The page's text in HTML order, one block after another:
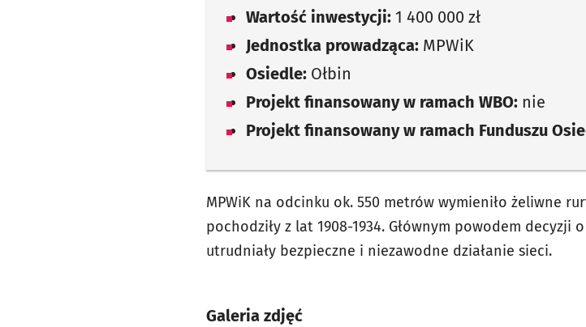
Wartość inwestycji: 1 400 000 zł
Jednostka prowadząca: MPWiK
Osiedle: Ołbin
Projekt finansowany w ramach WBO: nie
Projekt finansowany w ramach Funduszu
MPWiK na odcinku ok. 550 metrów wymieniło żeliwne
pochodziły z lat 1908-1934. Głównym powodem
utrudniały bezpieczne i niezawodne działanie sieci.
Galeria zdjęć